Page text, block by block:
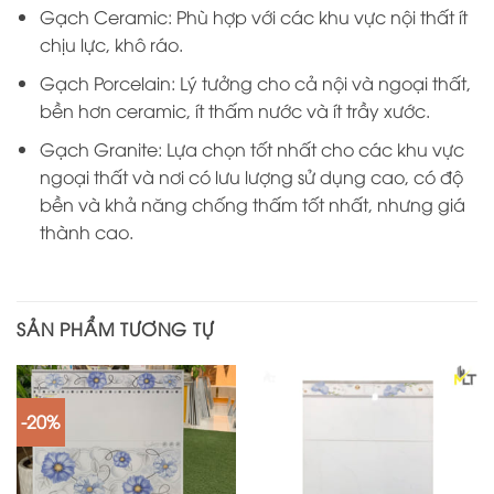
Gạch Ceramic: Phù hợp với các khu vực nội thất ít
chịu lực, khô ráo.
Gạch Porcelain: Lý tưởng cho cả nội và ngoại thất,
bền hơn ceramic, ít thấm nước và ít trầy xước.
Gạch Granite: Lựa chọn tốt nhất cho các khu vực
ngoại thất và nơi có lưu lượng sử dụng cao, có độ
bền và khả năng chống thấm tốt nhất, nhưng giá
thành cao.
SẢN PHẨM TƯƠNG TỰ
-20%